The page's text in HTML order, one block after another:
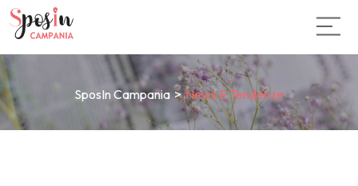
SposIn Campania >News E Tendenze